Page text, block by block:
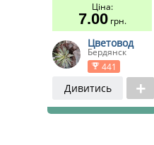
Ціна:
7.00грн.
Цветовод
Бердянск
441
Дивитись